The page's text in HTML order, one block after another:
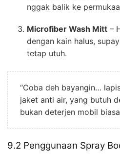
nggak balik ke
Microfiber Wash Mitt –
dengan kain halus,
tetap utuh.
“Coba deh bayangin…
jaket anti air, yang butuh
bukan deterjen mobil
9.2 Penggunaan Spray